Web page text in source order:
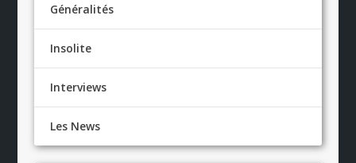
Généralités
Insolite
Interviews
Les News